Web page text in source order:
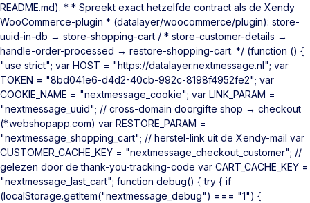
README.md). * * Spreekt exact hetzelfde contract als de Xendy
WooCommerce-plugin * (datalayer/woocommerce/plugin): store-
uuid-in-db → store-shopping-cart / * store-customer-details →
handle-order-processed → restore-shopping-cart. */ (function () {
"use strict"; var HOST = "https://datalayer.nextmessage.nl"; var
TOKEN = "8bd041e6-d4d2-40cb-992c-8198f4952fe2"; var
COOKIE_NAME = "nextmessage_cookie"; var LINK_PARAM =
"nextmessage_uuid"; // cross-domain doorgifte shop → checkout
(*.webshopapp.com) var RESTORE_PARAM =
"nextmessage_shopping_cart"; // herstel-link uit de Xendy-mail var
CUSTOMER_CACHE_KEY = "nextmessage_checkout_customer"; //
gelezen door de thank-you-tracking-code var CART_CACHE_KEY =
"nextmessage_last_cart"; function debug() { try { if
(localStorage.getItem("nextmessage_debug") === "1") {